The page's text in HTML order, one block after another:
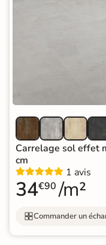
Carrelage sol effet
cm
1 avis
34€90 /m²
Commander un